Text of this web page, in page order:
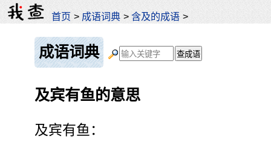
首页 > 成语词典 >含及的成语 >
成语词典
及宾有鱼的意思
及宾有鱼：